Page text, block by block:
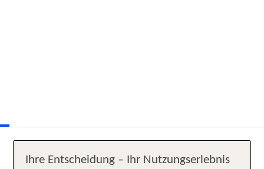
Ihre Entscheidung – Ihr Nutzungserlebnis